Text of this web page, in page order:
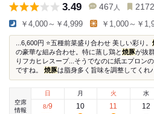
3.49 467 人
￥4,000～￥4,999 ￥1,000～￥
...6,600円 ⭐️五種前菜盛り合わせ 美しい彩り。
の豪華な組み合わせ。特に蒸し鶏と焼豚が抜
りフカヒレスープ...そうでなのに紙エプロン
ですね。 焼豚は脂身多く旨味を調整してくれ
空席
情報
日
8/9
月
10
火
11
水
12